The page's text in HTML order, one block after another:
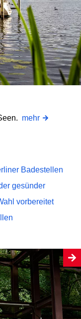
mehr
Badestellen
gesünder
vorbereitet